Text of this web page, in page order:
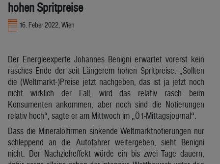
hohen Spritpreise
16. Feber 2022, Wien
Der Energieexperte Johannes Benigni erwartet vorerst kein
rasches Ende der seit Längerem hohen Spritpreise. „Sollten
die (Weltmarkt-)Preise jetzt nachgeben, das ist ja jetzt noch
nicht wirklich der Fall, wird das relativ rasch beim
Konsumenten ankommen, aber noch sind die Notierungen
relativ hoch“, sagte er am Mittwoch im „Ö1-Mittagsjournal“.
Dass die Mineralölfirmen sinkende Weltmarktnotierungen nur
schleppend an die Autofahrer weitergeben, sieht Benigni
nicht. Der Nachzieheffekt würde ein bis zwei Tage dauern,